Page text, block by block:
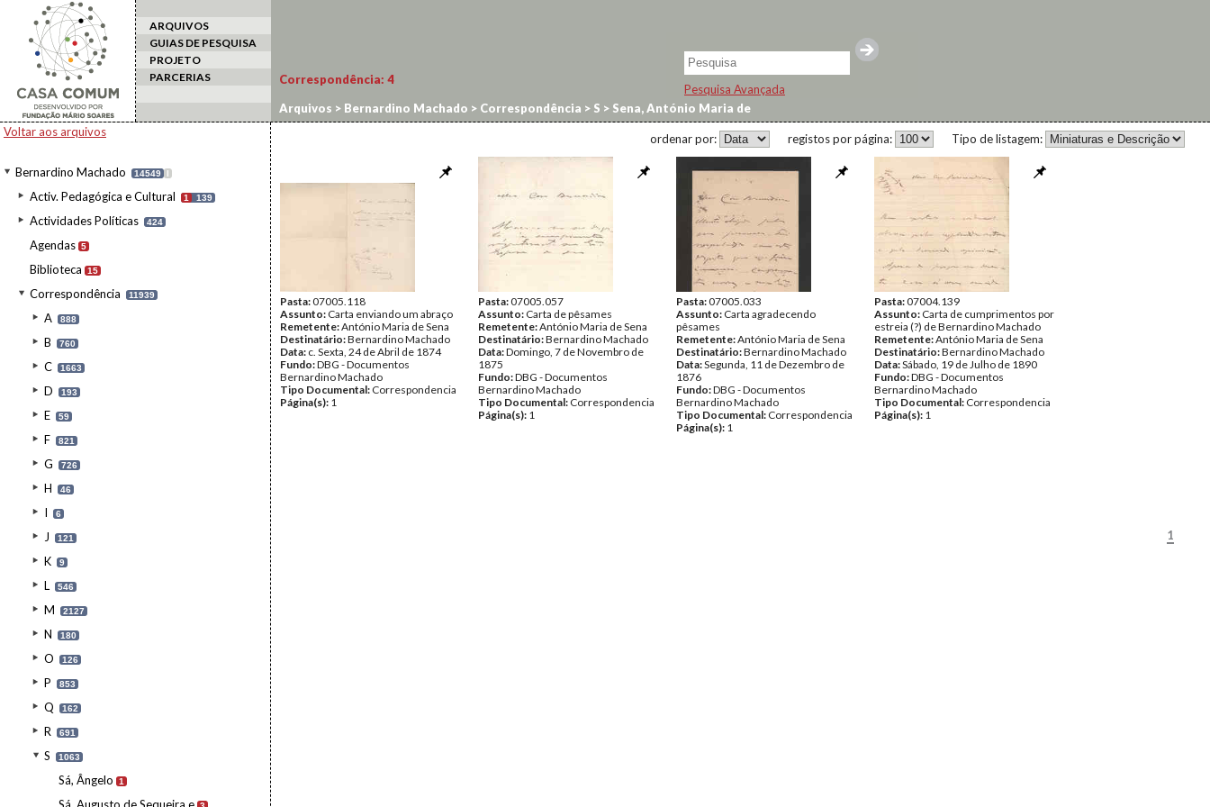
ARQUIVOS
GUIAS DE PESQUISA
PROJETO
PARCERIAS
Pesquisa Avançada
Voltar aos arquivos
Bernardino Machado 14549 I
Activ. Pedagógica e Cultural 1 139
Actividades Políticas 424
Agendas 5
Biblioteca 15
Correspondência 11939
A 888
B 760
C 1663
D 193
E 59
F 821
G 726
H 46
I 6
J 121
K 9
L 546
M 2127
N 180
O 126
P 853
Q 162
R 691
S 1063
Sá, Ângelo 1
Correspondência: 4
Arquivos > Bernardino Machado > Correspondência > S > Sena, António Maria de
Tipo de listagem:
registos por página:
ordenar por:
Pasta:07005.118
Assunto: Carta enviando um abraço
Remetente:António Maria de Sena
Destinatário:Bernardino Machado
Data: c. Sexta, 24 de Abril de 1874
Fundo:DBG - Documentos
Bernardino Machado
Tipo Documental: Correspondencia
Página(s): 1
Pasta:07005.057
Assunto: Carta de pêsames
Remetente:António Maria de Sena
Destinatário:Bernardino Machado
Data:Domingo, 7 de Novembro de
1875
Fundo:DBG - Documentos
Bernardino Machado
Tipo Documental: Correspondencia
Página(s): 1
Pasta:07005.033
Assunto: Carta agradecendo
pêsames
Remetente:António Maria de Sena
Destinatário:Bernardino Machado
Data:Segunda, 11 de Dezembro de
1876
Fundo:DBG - Documentos
Bernardino Machado
Tipo Documental: Correspondencia
Página(s): 1
Pasta:07004.139
Assunto: Carta de cumprimentos por
estreia (?) de Bernardino Machado
Remetente:António Maria de Sena
Destinatário:Bernardino Machado
Data:Sábado, 19 de Julho de 1890
Fundo:DBG - Documentos
Bernardino Machado
Tipo Documental: Correspondencia
Página(s): 1
1